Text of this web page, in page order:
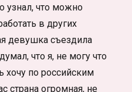
узнал, что можно
в других
девушка съездила
что я, не могу что
хочу по российским
страна огромная, не